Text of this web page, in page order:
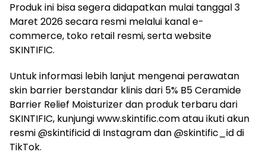
Produk ini bisa segera didapatkan mulai tanggal 3
Maret 2026 secara resmi melalui kanal e-
commerce, toko retail resmi, serta website
SKINTIFIC.
Untuk informasi lebih lanjut mengenai perawatan
skin barrier berstandar klinis dari 5% B5 Ceramide
Barrier Relief Moisturizer dan produk terbaru dari
SKINTIFIC, kunjungi www.skintific.com atau ikuti akun
resmi @skintificid di Instagram dan @skintific_id di
TikTok.